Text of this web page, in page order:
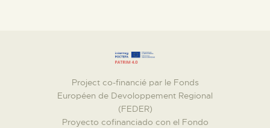
Project co-financié par le Fonds
Européen de Devoloppement Regional
(FEDER)
Proyecto cofinanciado con el Fondo